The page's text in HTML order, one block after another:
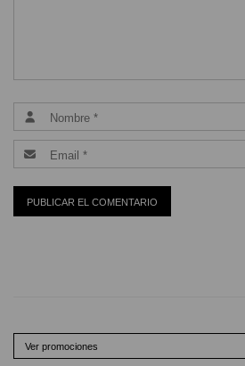
Ver promociones